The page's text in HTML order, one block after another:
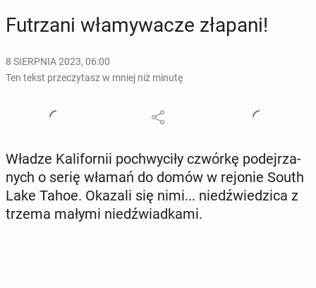
Fu­trza­ni wła­my­wa­cze złapani!
8 SIERPNIA 2023, 06:00
Ten tekst przeczytasz w mniej niż minutę
Władze Ka­li­for­nii po­chwy­ci­ły czwórkę po­dej­rza­
nych o serię włamań do domów w rejonie South
Lake Tahoe. Okazali się nimi... niedź­wie­dzi­ca z
trzema małymi niedź­wiad­ka­mi.